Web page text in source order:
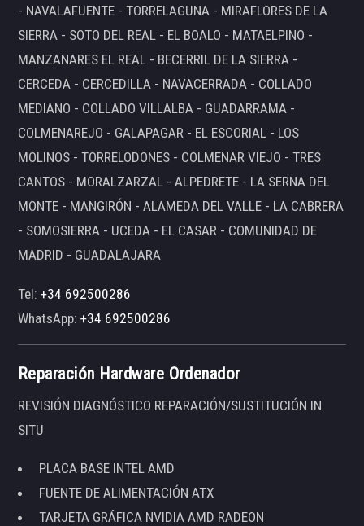
- NAVALAFUENTE - TORRELAGUNA - MIRAFLORES DE LA
SIERRA - SOTO DEL REAL - EL BOALO - MATAELPINO -
MANZANARES EL REAL - BECERRIL DE LA SIERRA -
CERCEDA - CERCEDILLA - NAVACERRADA - COLLADO
MEDIANO - COLLADO VILLALBA - GUADARRAMA -
COLMENAREJO - GALAPAGAR - EL ESCORIAL - LOS
MOLINOS - TORRELODONES - COLMENAR VIEJO - TRES
CANTOS - MORALZARZAL - ALPEDRETE - LA SERNA DEL
MONTE - MANGIRÓN - ALAMEDA DEL VALLE - LA CABRERA
- SOMOSIERRA - UCEDA - EL CASAR - COMUNIDAD DE
MADRID - GUADALAJARA
Tel:+34 692500286
WhatsApp:+34 692500286
Reparación Hardware Ordenador
REVISIÓN DIAGNÓSTICO REPARACIÓN/SUSTITUCIÓN IN
SITU
PLACA BASE INTEL AMD
FUENTE DE ALIMENTACIÓN ATX
TARJETA GRÁFICA NVIDIA AMD RADEON